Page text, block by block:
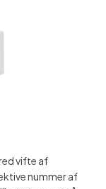
vifte af
nummer af